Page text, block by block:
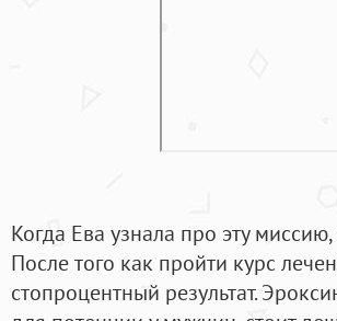
Когда Ева узнала про эту
После того как пройти курс
стопроцентный результат.